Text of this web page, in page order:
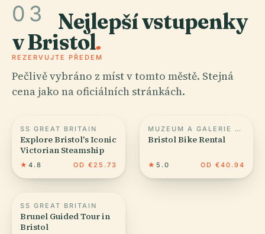
03 Nejlepší vstupenky
v Bristol.
REZERVUJTE PŘEDEM
Pečlivě vybráno z míst v tomto městě. Stejná
cena jako na oficiálních stránkách.
SS GREAT BRITAIN
Explore Bristol's Iconic
Victorian Steamship
★ 4.8 OD €25.73
MUZEUM A GALERIE MĚSTA BRISTOL
Bristol Bike Rental
★ 5.0 OD €40.94
SS GREAT BRITAIN
Brunel Guided Tour in
Bristol